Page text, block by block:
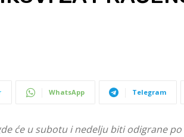
WhatsApp Telegram
će u subotu i nedelju biti odigrane